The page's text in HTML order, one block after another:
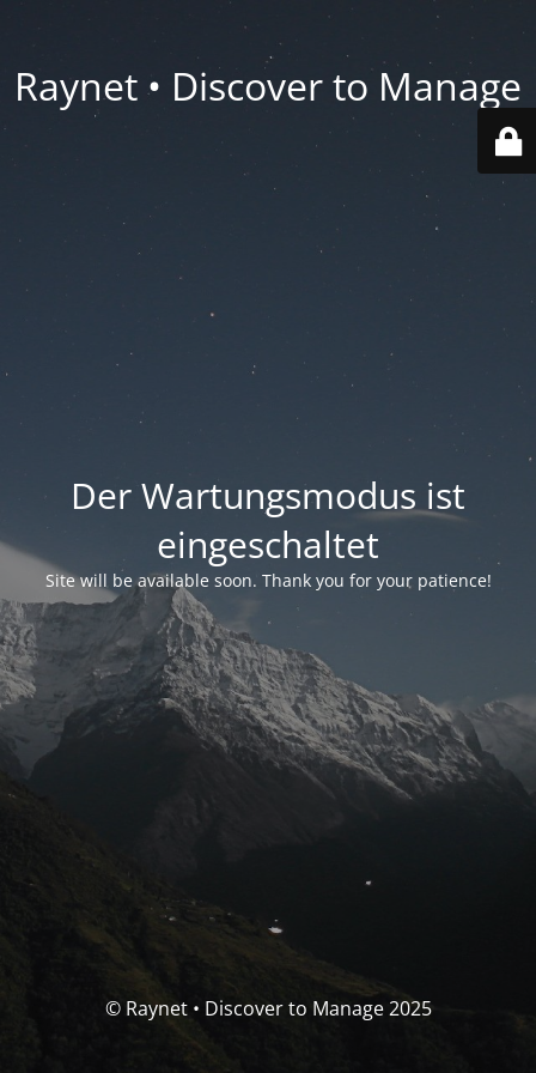
Raynet • Discover to Manage
Der Wartungsmodus ist
eingeschaltet
Site will be available soon. Thank you for your patience!
© Raynet • Discover to Manage 2025